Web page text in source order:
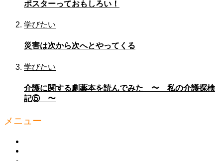
ポスターっておもしろい！
学びたい
災害は次から次へとやってくる
学びたい
介護に関する劇薬本を読んでみた 〜 私の介護探検
記⑤ 〜
メニュー